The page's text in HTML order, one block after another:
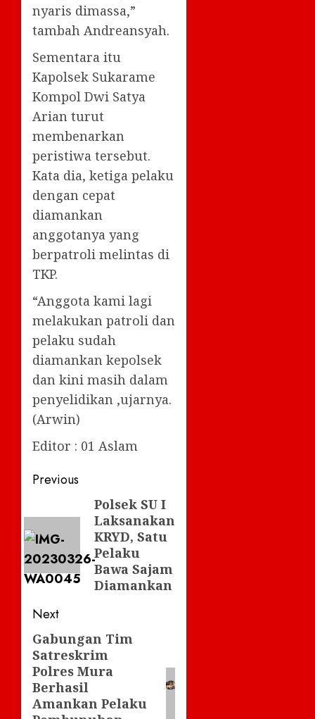
nyaris dimassa,”
tambah Andreansyah.
Sementara itu
Kapolsek Sukarame
Kompol Dwi Satya
Arian turut
membenarkan
peristiwa tersebut.
Kata dia, ketiga pelaku
dengan cepat
diamankan
anggotanya yang
berpatroli melintas di
TKP.
“Anggota kami lagi
melakukan patroli dan
pelaku sudah
diamankan kepolsek
dan kini masih dalam
penyelidikan ,ujarnya.
(Arwin)
Editor : 01 Aslam
Post
navigation
Previous
Polsek SU I
Laksanakan
KRYD, Satu
Pelaku
Bawa Sajam
Diamankan
Next
Next
post:
Gabungan Tim
Satreskrim
Polres Mura
Berhasil
Amankan Pelaku